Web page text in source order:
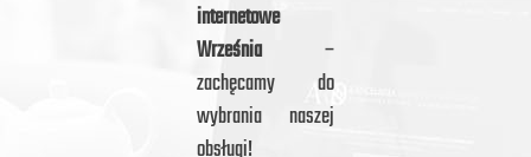
internetowe
Września –
zachęcamy do
wybrania naszej